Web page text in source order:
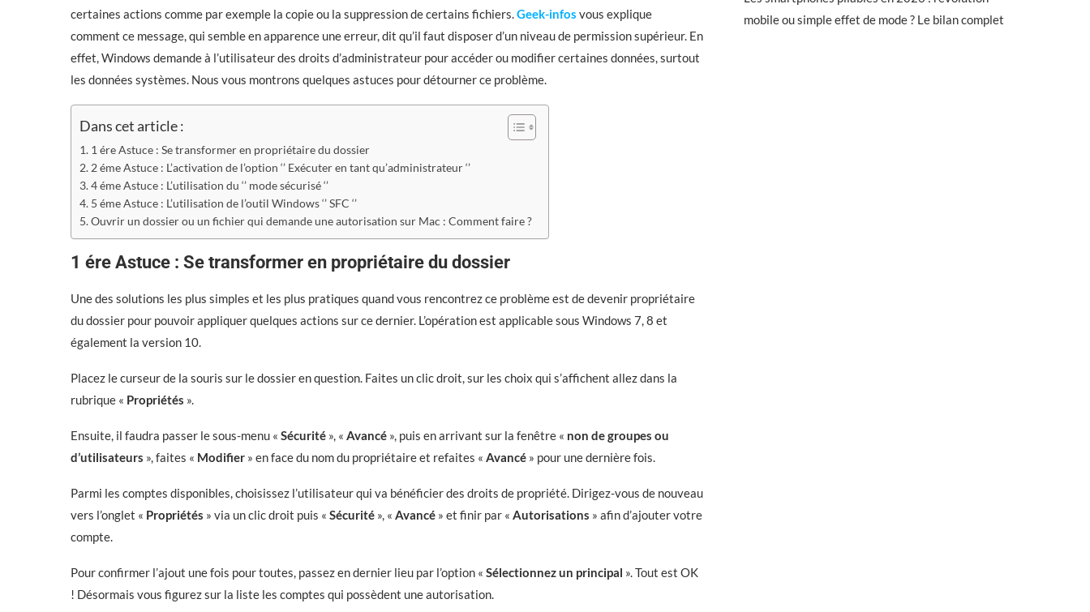
certaines actions comme par exemple la copie ou la suppression de certains fichiers.Geek-infos vous explique
comment ce message, qui semble en apparence une erreur, dit qu’il faut disposer d’un niveau de permission supérieur. En
effet, Windows demande à l’utilisateur des droits d’administrateur pour accéder ou modifier certaines données, surtout
les données systèmes. Nous vous montrons quelques astuces pour détourner ce problème.
Dans cet article :
1 ére Astuce : Se transformer en propriétaire du dossier
2 éme Astuce : L’activation de l’option ‘’ Exécuter en tant qu’administrateur ‘’
4 éme Astuce : L’utilisation du ‘’ mode sécurisé ‘’
5 éme Astuce : L’utilisation de l’outil Windows ‘’ SFC ‘’
Ouvrir un dossier ou un fichier qui demande une autorisation sur Mac : Comment faire ?
1 ére Astuce : Se transformer en propriétaire du dossier
Une des solutions les plus simples et les plus pratiques quand vous rencontrez ce problème est de devenir propriétaire
du dossier pour pouvoir appliquer quelques actions sur ce dernier. L’opération est applicable sous Windows 7, 8 et
également la version 10.
Placez le curseur de la souris sur le dossier en question. Faites un clic droit, sur les choix qui s’affichent allez dans la
rubrique « Propriétés ».
Ensuite, il faudra passer le sous-menu « Sécurité », « Avancé », puis en arrivant sur la fenêtre « non de groupes ou
d’utilisateurs », faites « Modifier » en face du nom du propriétaire et refaites « Avancé » pour une dernière fois.
Parmi les comptes disponibles, choisissez l’utilisateur qui va bénéficier des droits de propriété. Dirigez-vous de nouveau
vers l’onglet « Propriétés » via un clic droit puis « Sécurité », « Avancé » et finir par « Autorisations » afin d’ajouter votre
compte.
Pour confirmer l’ajout une fois pour toutes, passez en dernier lieu par l’option « Sélectionnez un principal ». Tout est OK
! Désormais vous figurez sur la liste les comptes qui possèdent une autorisation.
mobile ou simple effet de mode ? Le bilan complet